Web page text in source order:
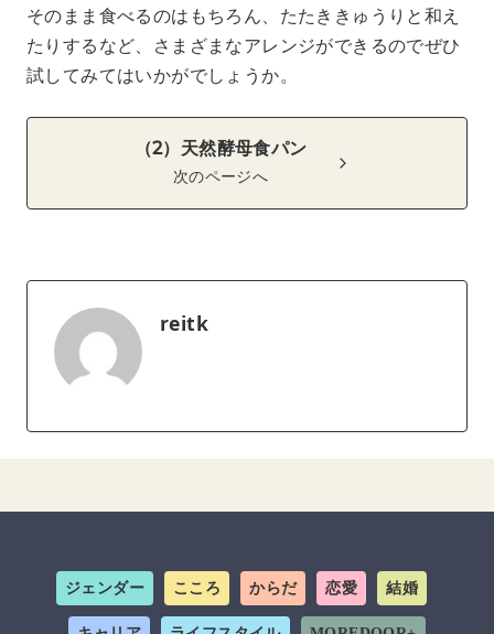
そのまま食べるのはもちろん、たたききゅうりと和え
たりするなど、さまざまなアレンジができるのでぜひ
試してみてはいかがでしょうか。
（2）天然酵母食パン
次のページへ
reitk
ジェンダー こころ からだ 恋愛 結婚